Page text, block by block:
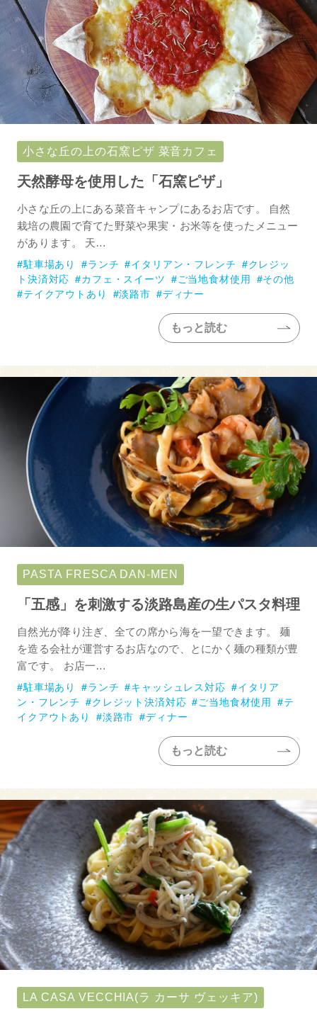
小さな丘の上の石窯ピザ 菜音カフェ
天然酵母を使用した「石窯ピザ」
小さな丘の上にある菜音キャンプにあるお店です。 自然
栽培の農園で育てた野菜や果実・お米等を使ったメニュー
があります。 天…
駐車場あり ランチ イタリアン・フレンチ
クレジッ
ト決済対応
カフェ・スイーツ ご当地食材使用
その他
テイクアウトあり
淡路市 ディナー
もっと読む
PASTA FRESCA DAN-MEN
「五感」を刺激する淡路島産の生パスタ料理
自然光が降り注ぎ、全ての席から海を一望できます。 麺
を造る会社が運営するお店なので、とにかく麺の種類が豊
富です。 お店一…
駐車場あり ランチ キャッシュレス対応
イタリア
ン・フレンチ
クレジット決済対応 ご当地食材使用
テ
イクアウトあり
淡路市 ディナー
もっと読む
LA CASA VECCHIA(ラ カーサ ヴェッキア)